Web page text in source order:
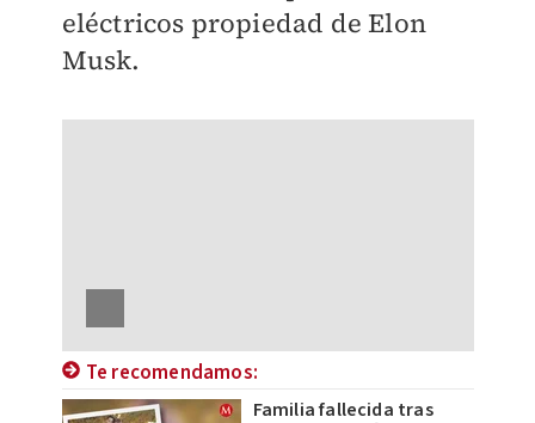
eléctricos propiedad de Elon
Musk.
Te recomendamos:
Familia fallecida tras